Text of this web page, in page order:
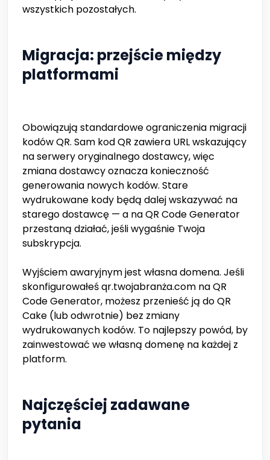
wszystkich pozostałych.
Migracja: przejście między
platformami
Obowiązują standardowe ograniczenia migracji
kodów QR. Sam kod QR zawiera URL wskazujący
na serwery oryginalnego dostawcy, więc
zmiana dostawcy oznacza konieczność
generowania nowych kodów. Stare
wydrukowane kody będą dalej wskazywać na
starego dostawcę — a na QR Code Generator
przestaną działać, jeśli wygaśnie Twoja
subskrypcja.
Wyjściem awaryjnym jest własna domena. Jeśli
skonfigurowałeś qr.twojabranża.com na QR
Code Generator, możesz przenieść ją do QR
Cake (lub odwrotnie) bez zmiany
wydrukowanych kodów. To najlepszy powód, by
zainwestować we własną domenę na każdej z
platform.
Najczęściej zadawane
pytania